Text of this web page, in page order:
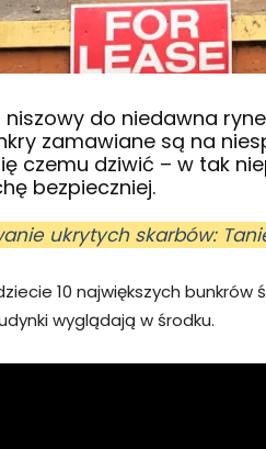
niszowy do niedawna
zamawiane są na
czemu dziwić – w tak
bezpieczniej.
ukrytych skarbów:
10 największych
wyglądają w środku.